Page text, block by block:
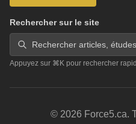
Rechercher sur le site
Rechercher articles, études
Appuyez sur ⌘K pour rechercher
© 2026 Force5.ca.